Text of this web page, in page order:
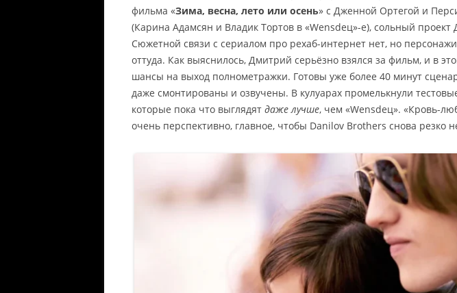
фильма «Зима, весна, лето или осень» с Дженной Ортегой и
(Карина Адамсян и Владик Тортов в «Wensdeц»-е), сольный
Сюжетной связи с сериалом про рехаб-интернет нет, но
оттуда. Как выяснилось, Дмитрий серьёзно взялся за фильм, и в
шансы на выход полнометражки. Готовы уже более 40 минут
даже смонтированы и озвучены. В кулуарах промелькнули
которые пока что выглядят даже лучше, чем «Wensdeц». «Кровь-
очень перспективно, главное, чтобы Danilov Brothers снова резко